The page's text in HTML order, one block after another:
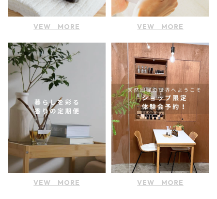
VEW MORE VEW MORE
VEW MORE VEW MORE